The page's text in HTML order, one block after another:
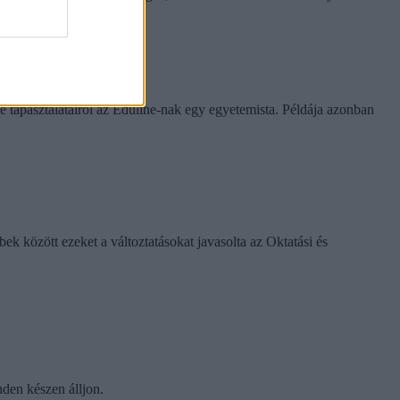
a szabály
az Eduline-nak egy egyetemista. Példája azonban
között ezeket a változtatásokat javasolta az Oktatási és
készen álljon.